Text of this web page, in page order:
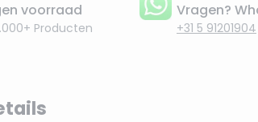
voorraad
Producten
Vragen?
+31 5 91201904